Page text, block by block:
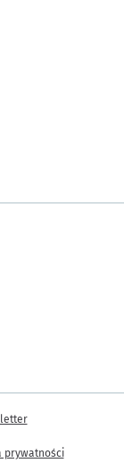
prywatności